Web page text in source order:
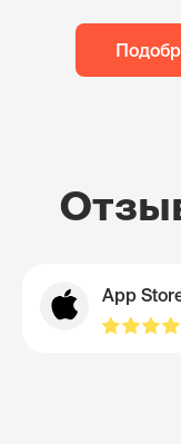
App